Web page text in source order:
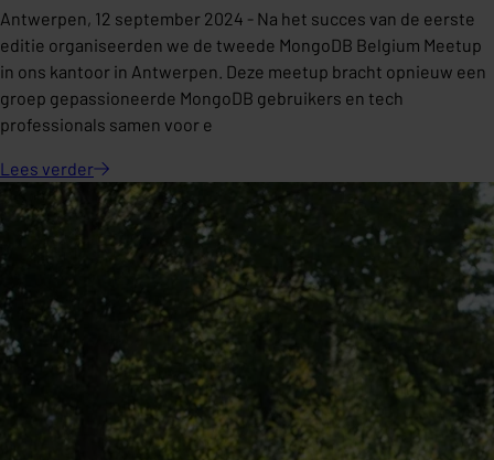
Antwerpen, 12 september 2024 - Na het succes van de eerste
editie organiseerden we de tweede MongoDB Belgium Meetup
in ons kantoor in Antwerpen. Deze meetup bracht opnieuw een
groep gepassioneerde MongoDB gebruikers en tech
professionals samen voor e
Lees verder